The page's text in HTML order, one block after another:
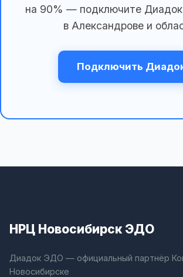
на 90% — подключите
в Александрове и
Подключить
НРЦ Новосибирск ЭДО
Диадок ЭДО — официальный партнёр
Новосибирске